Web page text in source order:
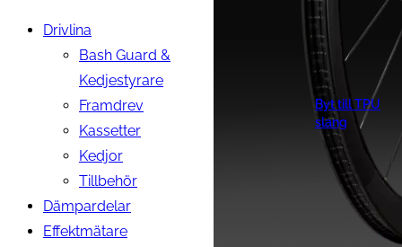
Drivlina
Bash Guard &
Kedjestyrare
Framdrev
Kassetter
Kedjor
Tillbehör
Dämpardelar
Effektmätare
Byt till TPU
slang